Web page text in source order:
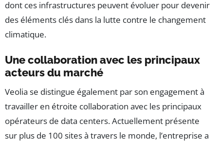
dont ces infrastructures peuvent évoluer pour devenir
des éléments clés dans la lutte contre le changement
climatique.
Une collaboration avec les principaux
acteurs du marché
Veolia se distingue également par son engagement à
travailler en étroite collaboration avec les principaux
opérateurs de data centers. Actuellement présente
sur plus de 100 sites à travers le monde, l’entreprise a